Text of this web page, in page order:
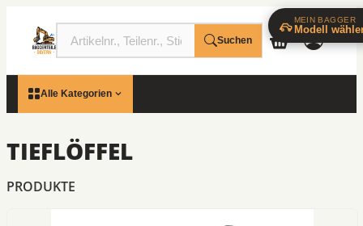
Suchen
Alle Kategorien
TIEFLÖFFEL
PRODUKTE
MEIN BAGGER
Modell